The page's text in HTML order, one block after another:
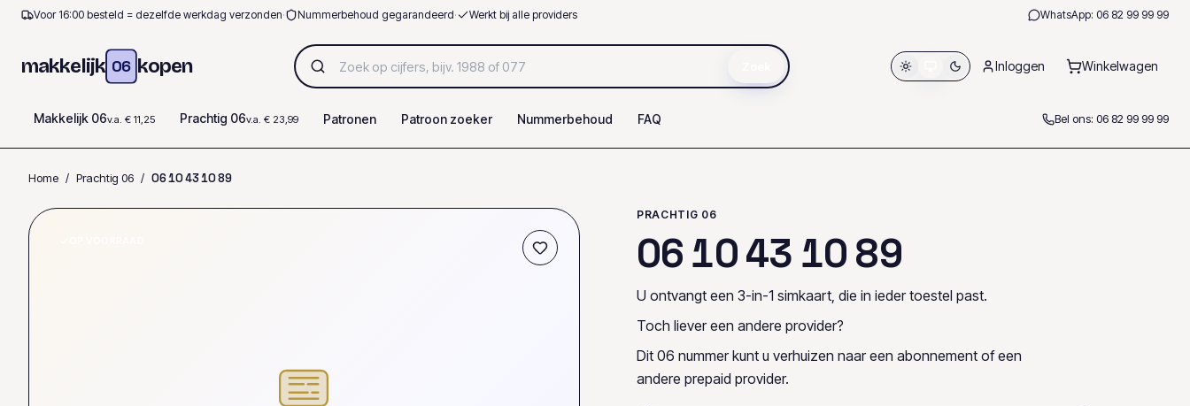
Voor 16:00 besteld = dezelfde werkdag verzonden· Nummerbehoud gegarandeerd· Werkt bij alle providers WhatsApp: 06 82 99 99 99
makkelijk 06 kopen Inloggen Winkelwagen
Makkelijk 06v.a. € 11,25 Prachtig 06v.a. € 23,99 Patronen Patroon zoeker Nummerbehoud FAQ Bel ons: 06 82 99 99 99
Home / Prachtig 06 / 0610431089
PRACHTIG 06
061043 1089
U ontvangt een 3-in-1 simkaart, die in ieder toestel past.
Toch liever een andere provider?
Dit 06 nummer kunt u verhuizen naar een abonnement of een
andere prepaid provider.